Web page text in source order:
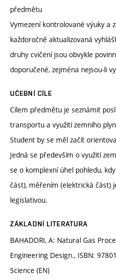
předmětu
Vymezení kontrolované výuky a
každoročně aktualizovaná
druhy cvičení jsou obvykle
doporučené, zejména nejsou-li
UČEBNÍ CÍLE
Cílem předmětu je seznámit
transportu a využití zemního
Student by se měl začít
Jedná se především o využití
se o komplexní úhel pohledu,
část), měřením (elektrická část)
legislativou.
ZÁKLADNÍ LITERATURA
BAHADORI, A: Natural Gas
Engineering Design., ISBN:
Science (EN)